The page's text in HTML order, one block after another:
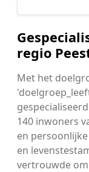
regio
Met het
140 inwoners
en
en
vertrouwde